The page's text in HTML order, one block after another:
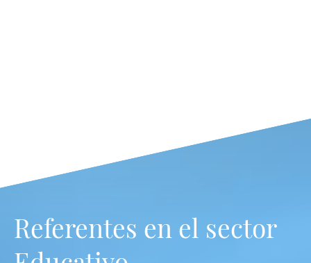
Referentes en el sector